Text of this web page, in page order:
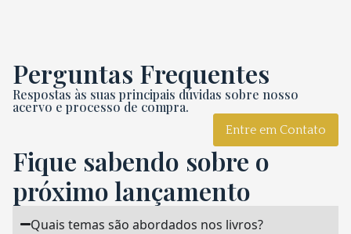
Perguntas Frequentes
Respostas às suas principais dúvidas sobre nosso
acervo e processo de compra.
Entre em Contato
Fique sabendo sobre o
próximo lançamento
Quais temas são abordados nos livros?